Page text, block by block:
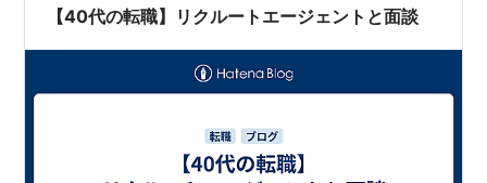
いわけじゃない。ただ、無理をして身体やメンタルを壊
【40代の転職】リクルートエージェントと面談